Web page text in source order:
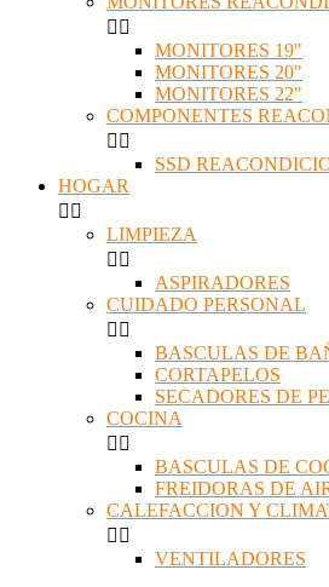
 
MONITORES 19"
MONITORES 20"
MONITORES 22"
COMPONENTES
 
SSD
HOGAR
 
LIMPIEZA
 
ASPIRADORES
CUIDADO PERSONAL
 
BASCULAS DE
CORTAPELOS
SECADORES DE
COCINA
 
BASCULAS DE
FREIDORAS DE
CALEFACCION Y
 
VENTILADORES